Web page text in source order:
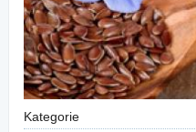
Kategorie